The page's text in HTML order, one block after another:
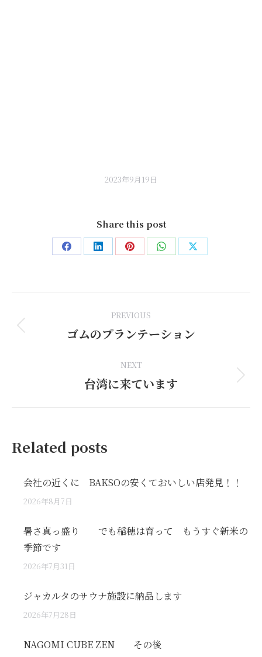
2023年9月19日
Share this post
Share Share Share Share Share
navigation
PREVIOUS
Previous
ゴムのプランテーション
NEXT
Next
台湾に来ています
Related posts
会社の近くに BAKSOの安くておいしい店発見！！
2026年8月7日
暑さ真っ盛り でも稲穂は育って もうすぐ新米の
季節です
2026年7月31日
ジャカルタのサウナ施設に納品します
2026年7月28日
NAGOMI CUBE ZEN その後